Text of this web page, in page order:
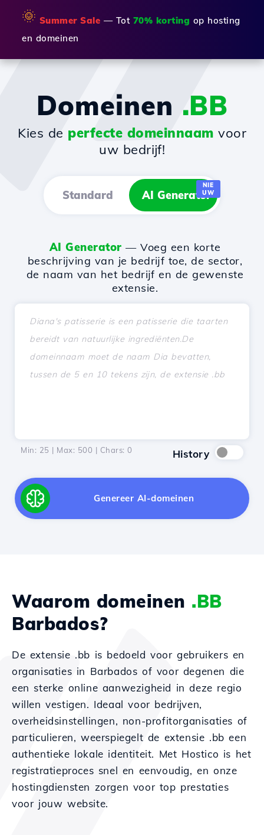
🌞 Summer Sale — Tot 70% korting op hosting
en domeinen
Domeinen .BB
Kies de perfecte domeinnaam voor
uw bedrijf!
Standard AI Generator
NIE
UW
AI Generator — Voeg een korte
beschrijving van je bedrijf toe, de sector,
de naam van het bedrijf en de gewenste
extensie.
Min: 25 | Max: 500 | Chars: 0 History
Genereer AI-domeinen
Waarom domeinen .BB
Barbados?
De extensie .bb is bedoeld voor gebruikers en
organisaties in Barbados of voor degenen die
een sterke online aanwezigheid in deze regio
willen vestigen. Ideaal voor bedrijven,
overheidsinstellingen, non-profitorganisaties of
particulieren, weerspiegelt de extensie .bb een
authentieke lokale identiteit. Met Hostico is het
registratieproces snel en eenvoudig, en onze
hostingdiensten zorgen voor top prestaties
voor jouw website.